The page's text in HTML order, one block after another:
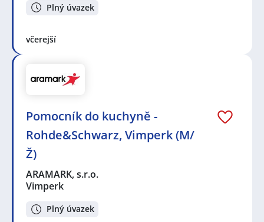
Plný úvazek
včerejší
Pomocník do kuchyně -
Rohde&Schwarz, Vimperk (M/
Ž)
ARAMARK, s.r.o.
Vimperk
Plný úvazek